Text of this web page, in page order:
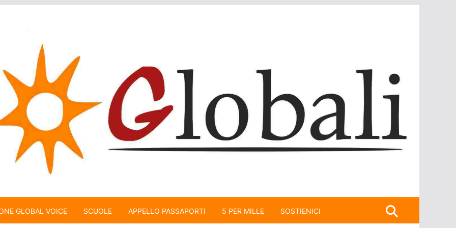
GLOBAL VOICE SCUOLE APPELLO PASSAPORTI 5 PER MILLE SOSTIENICI